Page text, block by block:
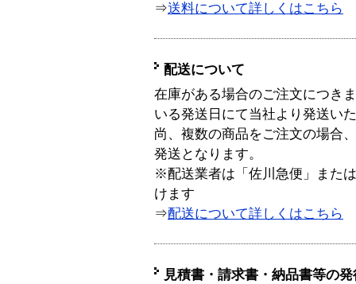
⇒送料について詳しくはこちら
配送について
在庫がある場合のご注文につき
いる発送日にて当社より発送い
尚、複数の商品をご注文の場合
発送となります。
※配送業者は「佐川急便」また
けます
⇒配送について詳しくはこちら
見積書・請求書・納品書等の